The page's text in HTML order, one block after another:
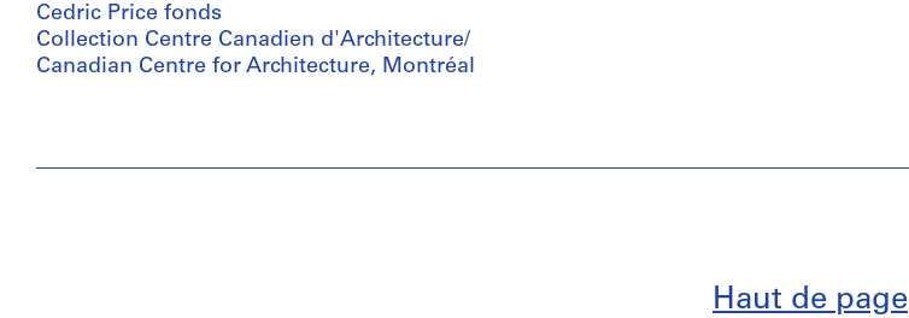
Cedric Price fonds
Collection Centre Canadien d'Architecture/
Canadian Centre for Architecture, Montréal
Haut de page